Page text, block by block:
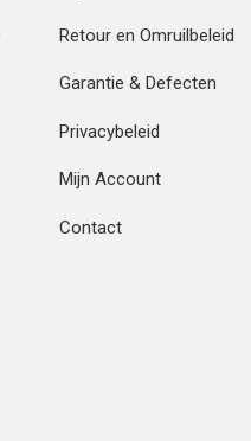
Retour en Omruilbeleid
Garantie & Defecten
Privacybeleid
Mijn Account
Contact